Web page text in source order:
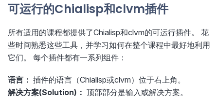
可运行的Chialisp和clvm插件
所有适用的课程都提供了Chialisp和clvm的可运行插件。 花
些时间熟悉这些工具，并学习如何在整个课程中最好地利用
它们。 每个插件都有一系列组件：
语言： 插件的语言（Chialisp或clvm）位于右上角。
解决方案(Solution)： 顶部部分是输入或解决方案。